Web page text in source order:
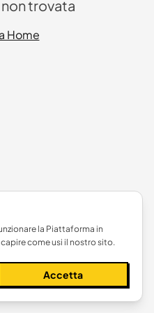
trovata
Home
la Piattaforma in
come usi il nostro sito.
Accetta